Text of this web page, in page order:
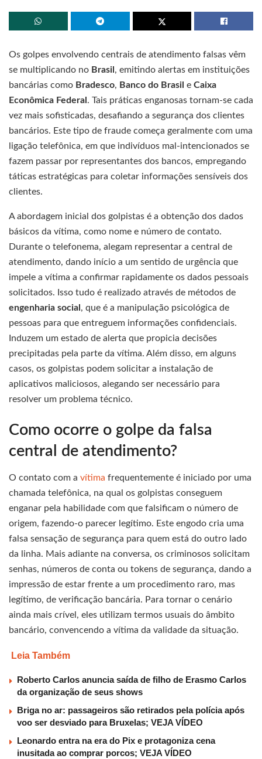
Os golpes envolvendo centrais de atendimento falsas vêm
se multiplicando no Brasil , emitindo alertas em instituições
bancárias como Bradesco, Banco do Brasil e Caixa
Econômica Federal . Tais práticas enganosas tornam-se cada
vez mais sofisticadas, desafiando a segurança dos clientes
bancários. Este tipo de fraude começa geralmente com uma
ligação telefônica, em que indivíduos mal-intencionados se
fazem passar por representantes dos bancos, empregando
táticas estratégicas para coletar informações sensíveis dos
clientes.
A abordagem inicial dos golpistas é a obtenção dos dados
básicos da vítima, como nome e número de contato.
Durante o telefonema, alegam representar a central de
atendimento, dando início a um sentido de urgência que
impele a vítima a confirmar rapidamente os dados pessoais
solicitados. Isso tudo é realizado através de métodos de
engenharia social , que é a manipulação psicológica de
pessoas para que entreguem informações confidenciais.
Induzem um estado de alerta que propicia decisões
precipitadas pela parte da vítima. Além disso, em alguns
casos, os golpistas podem solicitar a instalação de
aplicativos maliciosos, alegando ser necessário para
resolver um problema técnico.
Como ocorre o golpe da falsa
central de atendimento?
O contato com a vítima frequentemente é iniciado por uma
chamada telefônica, na qual os golpistas conseguem
enganar pela habilidade com que falsificam o número de
origem, fazendo-o parecer legítimo. Este engodo cria uma
falsa sensação de segurança para quem está do outro lado
da linha. Mais adiante na conversa, os criminosos solicitam
senhas, números de conta ou tokens de segurança, dando a
impressão de estar frente a um procedimento raro, mas
legítimo, de verificação bancária. Para tornar o cenário
ainda mais crível, eles utilizam termos usuais do âmbito
bancário, convencendo a vítima da validade da situação.
Leia Também
Roberto Carlos anuncia saída de filho de Erasmo Carlos
da organização de seus shows
Briga no ar: passageiros são retirados pela polícia após
voo ser desviado para Bruxelas; VEJA VÍDEO
Leonardo entra na era do Pix e protagoniza cena
inusitada ao comprar porcos; VEJA VÍDEO